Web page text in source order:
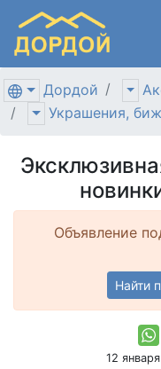
Дордой
Украшения,
Объявление
Найти
12